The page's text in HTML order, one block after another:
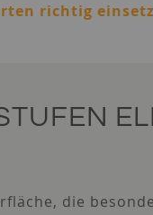
richtig
die